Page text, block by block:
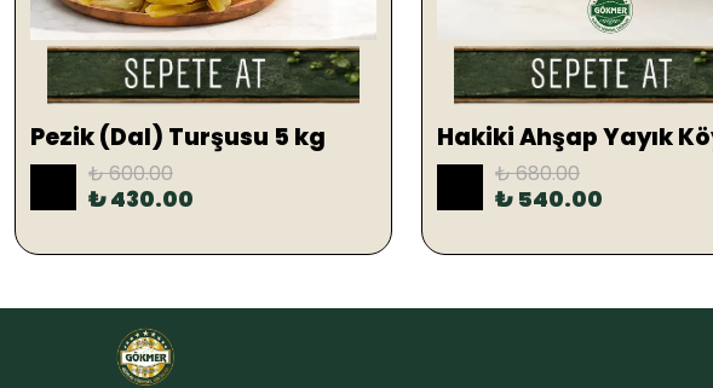
Pezik (Dal) Turşusu 5 kg
₺ 600.00
₺ 430.00
₺ 680.00
₺ 540.00